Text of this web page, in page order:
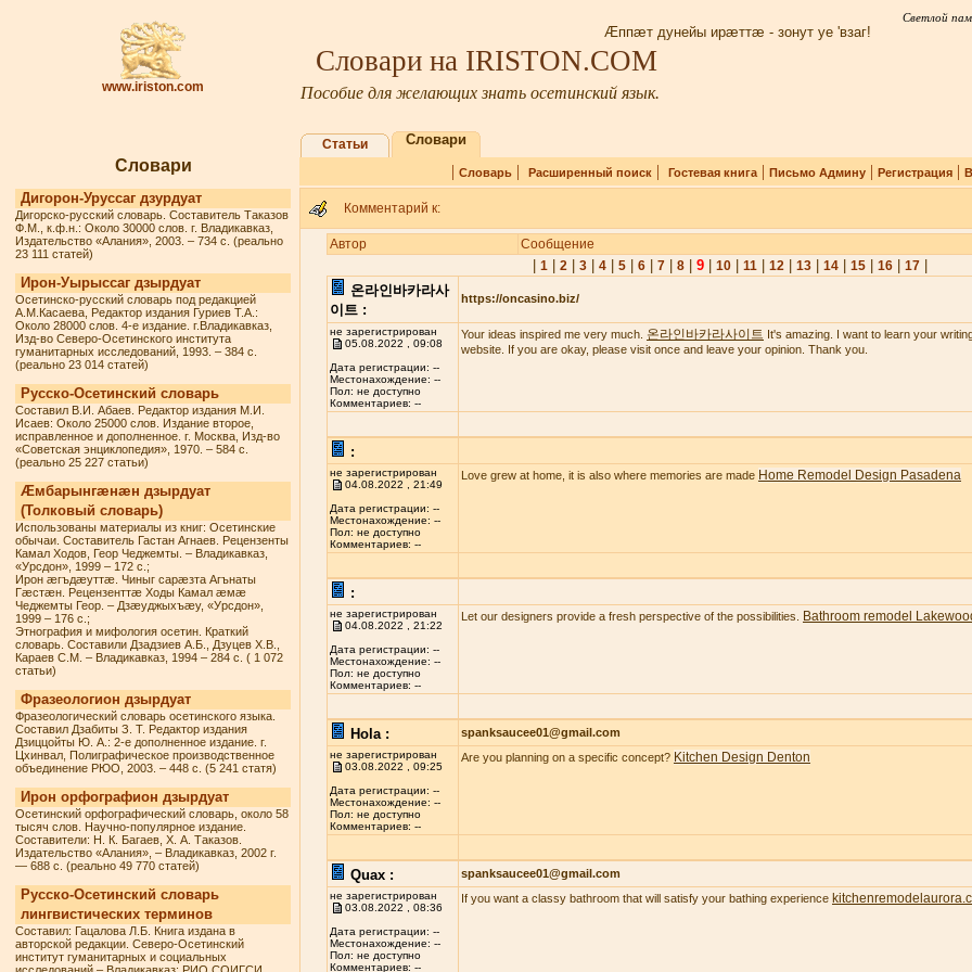
www.iriston.com
Светлой
Æппæт дунейы ирæттæ - зонут уе 'взаг!
Словари на IRISTON.COM
Пособие для желающих знать осетинский язык.
Словари
Дигорон-Уруссаг дзурдуат
Дигорско-русский словарь. Составитель Таказов
Ф.М., к.ф.н.: Около 30000 слов. г. Владикавказ,
Издательство «Алания», 2003. – 734 с. (реально
23 111 статей)
Ирон-Уырыссаг дзырдуат
Осетинско-русский словарь под редакцией
А.М.Касаева, Редактор издания Гуриев Т.А.:
Около 28000 слов. 4-е издание. г.Владикавказ,
Изд-во Северо-Осетинского института
гуманитарных исследований, 1993. – 384 с.
(реально 23 014 статей)
Русско-Осетинский словарь
Составил В.И. Абаев. Редактор издания М.И.
Исаев: Около 25000 слов. Издание второе,
исправленное и дополненное. г. Москва, Изд-во
«Советская энциклопедия», 1970. – 584 с.
(реально 25 227 статьи)
Æмбарынгæнæн дзырдуат
(Толковый словарь)
Использованы материалы из книг: Осетинские
обычаи. Составитель Гастан Агнаев. Рецензенты
Камал Ходов, Геор Чеджемты. – Владикавказ,
«Урсдон», 1999 – 172 с.;
Ирон æгъдæуттæ. Чиныг сарæзта Агънаты
Гæстæн. Рецензенттæ Ходы Камал æмæ
Чеджемты Геор. – Дзæуджыхъæу, «Урсдон»,
1999 – 176 с.;
Этнография и мифология осетин. Краткий
словарь. Составили Дзадзиев А.Б., Дзуцев Х.В.,
Караев С.М. – Владикавказ, 1994 – 284 с. ( 1 072
статьи)
Фразеологион дзырдуат
Фразеологический словарь осетинского языка.
Составил Дзабиты З. Т. Редактор издания
Дзиццойты Ю. А.: 2-е дополненное издание. г.
Цхинвал, Полиграфическое производственное
объединение РЮО, 2003. – 448 с. (5 241 статя)
Ирон орфографион дзырдуат
Осетинский орфографический словарь, около 58
тысяч слов. Научно-популярное издание.
Составители: Н. К. Багаев, Х. А. Таказов.
Издательство «Алания», – Владикавказ, 2002 г.
— 688 с. (реально 49 770 статей)
Русско-Осетинский словарь
лингвистических терминов
Составил: Гацалова Л.Б. Книга издана в
авторской редакции. Северо-Осетинский
институт гуманитарных и социальных
Статьи Словари
| Словарь| Расширенный поиск| Гостевая книга| Письмо Админу| Регистрация|
Комментарий к:
Автор Сообщение
1| 2| 3| 4| 5| 6| 7| 8| 9| 10| 11| 12| 13| 14| 15| 16| 17|
온라인바카라사
이트 :
https://oncasino.biz/
не зарегистрирован
05.08.2022 , 09:08
Дата регистрации: --
Местонахождение: --
Пол: не доступно
Комментариев: --
Your ideas inspired me very much. 온라인바카라사이트 It's amazing. I want to learn your
website. If you are okay, please visit once and leave your opinion. Thank you.
:
не зарегистрирован
04.08.2022 , 21:49
Дата регистрации: --
Местонахождение: --
Пол: не доступно
Комментариев: --
Love grew at home, it is also where memories are made Home Remodel Design Pasadena
:
не зарегистрирован
04.08.2022 , 21:22
Дата регистрации: --
Местонахождение: --
Пол: не доступно
Комментариев: --
Let our designers provide a fresh perspective of the possibilities. Bathroom remodel
Hola : spanksaucee01@gmail.com
не зарегистрирован
03.08.2022 , 09:25
Дата регистрации: --
Местонахождение: --
Пол: не доступно
Комментариев: --
Are you planning on a specific concept? Kitchen Design Denton
Quax : spanksaucee01@gmail.com
не зарегистрирован
03.08.2022 , 08:36
Дата регистрации: --
Местонахождение: --
Пол: не доступно
Комментариев: --
If you want a classy bathroom that will satisfy your bathing experience